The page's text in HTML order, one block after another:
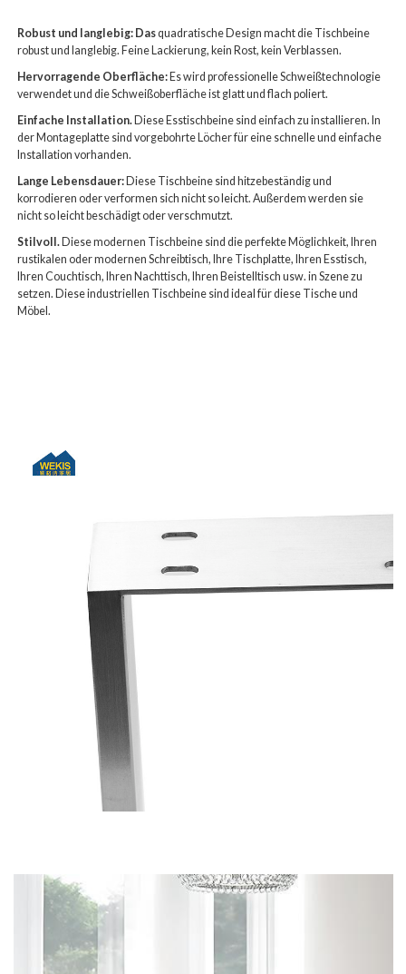
Robust und langlebig: Dasquadratische Design macht die Tischbeine
robust und langlebig. Feine Lackierung, kein Rost, kein Verblassen.
Hervorragende Oberfläche: Es wird professionelle Schweißtechnologie
verwendet und die Schweißoberfläche ist glatt und flach poliert.
Einfache Installation. Diese Esstischbeine sind einfach zu installieren. In
der Montageplatte sind vorgebohrte Löcher für eine schnelle und einfache
Installation vorhanden.
Lange Lebensdauer: Diese Tischbeine sind hitzebeständig und
korrodieren oder verformen sich nicht so leicht. Außerdem werden sie
nicht so leicht beschädigt oder verschmutzt.
Stilvoll. Diese modernen Tischbeine sind die perfekte Möglichkeit, Ihren
rustikalen oder modernen Schreibtisch, Ihre Tischplatte, Ihren Esstisch,
Ihren Couchtisch, Ihren Nachttisch, Ihren Beistelltisch usw. in Szene zu
setzen. Diese industriellen Tischbeine sind ideal für diese Tische und
Möbel.